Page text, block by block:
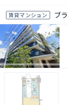
賃貸マンション ブ